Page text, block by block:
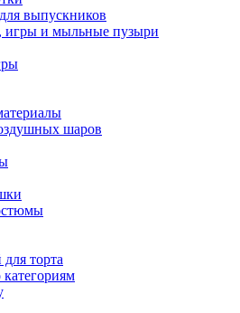
выпускников
и мыльные пузыри
шаров
торта